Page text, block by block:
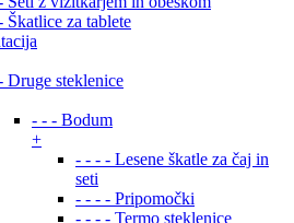
Škatlice za tablete
Druge steklenice
- - - Bodum
+
- - - - Lesene škatle za čaj in
seti
- - - - Pripomočki
- - - - Termo steklenice